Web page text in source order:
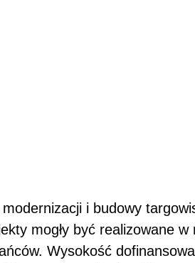
i budowy
mogły być realizowane
Wysokość